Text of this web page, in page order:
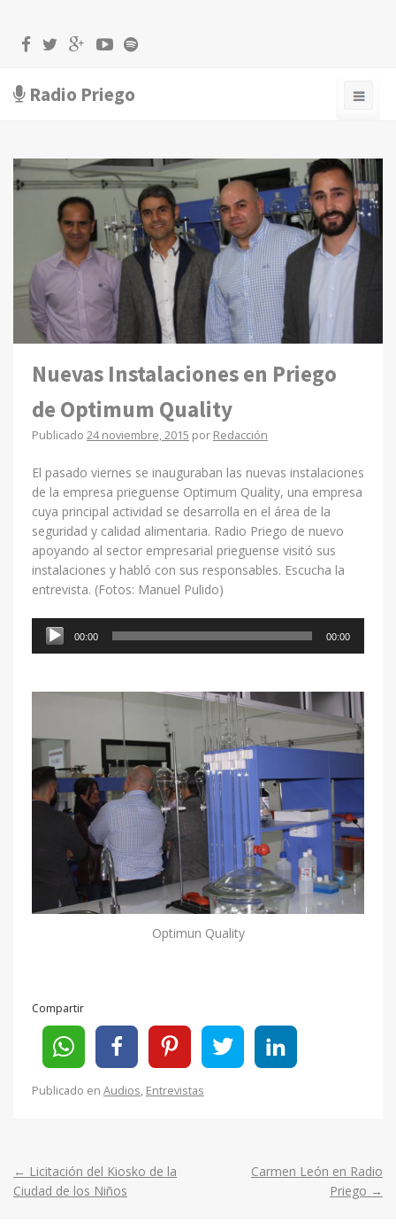
Radio Priego
Nuevas Instalaciones en Priego
de Optimum Quality
Publicado 24 noviembre, 2015 por Redacción
El pasado viernes se inauguraban las nuevas instalaciones
de la empresa prieguense Optimum Quality, una empresa
cuya principal actividad se desarrolla en el área de la
seguridad y calidad alimentaria. Radio Priego de nuevo
apoyando al sector empresarial prieguense visitó sus
instalaciones y habló con sus responsables. Escucha la
entrevista. (Fotos: Manuel Pulido)
Reproductor
00:00 00:00
Optimun Quality
Compartir
Publicado en Audios, Entrevistas
Post
← Licitación del Kiosko de la
Ciudad de los Niños
Carmen León en Radio
Priego →